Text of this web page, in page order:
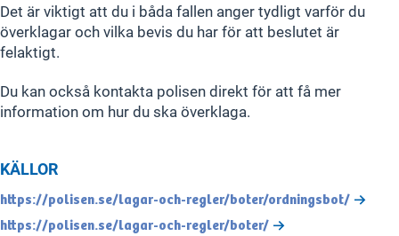
Det är viktigt att du i båda fallen anger tydligt varför du
överklagar och vilka bevis du har för att beslutet är
felaktigt.
Du kan också kontakta polisen direkt för att få mer
information om hur du ska överklaga.
KÄLLOR
https://polisen.se/lagar-och-regler/boter/ordningsbot/
https://polisen.se/lagar-och-regler/boter/